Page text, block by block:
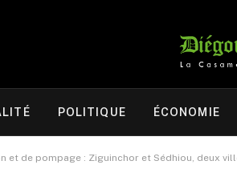
POLITIQUE ÉCONOMIE
et de pompage : Ziguinchor et Sédhiou, deux